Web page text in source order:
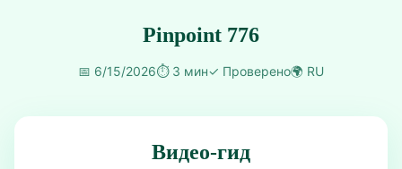
Pinpoint 776
📅 6/15/2026⏱️ 3 мин✓ Проверено🌍 RU
Видео-гид